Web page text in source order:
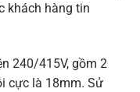
khách hàng tin
240/415V, gồm 2
cực là 18mm. Sử